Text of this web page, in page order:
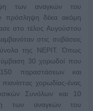
των αναγκών του
πρόσληψη δέκα ακόμη
στο τέλος Αυγούστου
στις συβάσεις
της ΝΕΡΙΤ. Όπως
30 χορωδοί που
παραστάσεων και
χορωδίας-ένας
Συνόλων και 10
των αναγκών του